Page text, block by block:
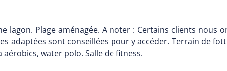
lagon. Plage aménagée. A noter : Certains clients
adaptées sont conseillées pour y accéder. Terrain de
aérobics, water polo. Salle de fitness.